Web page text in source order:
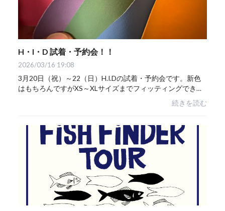
H・I・D 試着・予約会！！
2026/03/16 19:08
3月20日（祝）～22（日）H.I.Dの試着・予約会です。新色
はもちろんですがXS～XLサイズまでフィッティングできま
すのでこの機会にお試しください。もっとイメージを膨ら
続きを読む